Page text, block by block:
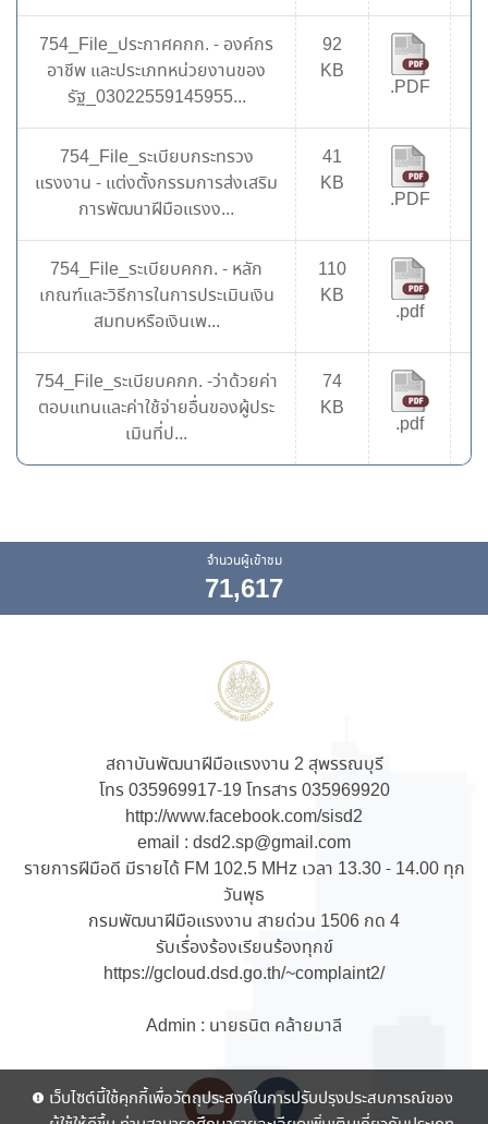
754_File_ประกาศคกก. - องค์กร
อาชีพ และประเภทหน่วยงานของ
รัฐ_03022559145955...
92
KB
.PDF
754_File_ระเบียบกระทรวง
แรงงาน - แต่งตั้งกรรมการส่งเสริม
การพัฒนาฝีมือแรงง...
41
KB
.PDF
754_File_ระเบียบคกก. - หลัก
เกณฑ์และวิธีการในการประเมินเงิน
สมทบหรือเงินเพ...
110
KB
.pdf
754_File_ระเบียบคกก. -ว่าด้วยค่า
ตอบแทนและค่าใช้จ่ายอื่นของผู้ประ
เมินที่ป...
74
KB
.pdf
จำนวนผู้เข้าชม
71,617
สถาบันพัฒนาฝีมือแรงงาน 2 สุพรรณบุรี
โทร 035969917-19 โทรสาร 035969920
http://www.facebook.com/sisd2
email : dsd2.sp@gmail.com
รายการฝีมือดี มีรายได้ FM 102.5 MHz เวลา 13.30 - 14.00 ทุก
วันพุธ
กรมพัฒนาฝีมือแรงงาน สายด่วน 1506 กด 4
รับเรื่องร้องเรียนร้องทุกข์
https://gcloud.dsd.go.th/~complaint2/
Admin : นายธนิต คล้ายมาลี
เว็บไซต์นี้ใช้คุกกี้เพื่อวัตถุประสงค์ในการปรับปรุงประสบการณ์ของ